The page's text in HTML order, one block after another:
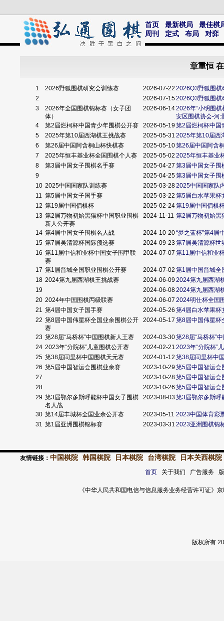
首页 最新棋局
最佳棋
周刊
定式 布局 对弈
章重恒
1 2026野狐围棋研究会训练赛 2026-07-22 2026Q3野狐围棋
2
2026-07-152026Q3野狐围棋
3
2026年全国围棋锦标赛（女子团
体）
2026-06-142026年“小明围
安区围棋协会-河
4
第2届烂柯杯中国青少年围棋公开赛 2026-05-19第2届烂柯杯中国
5
2025年第10届西湖棋王挑战赛 2025-05-31 2025年第10届西
6
第26届中国阿含桐山杯快棋赛 2025-05-10第26届中国阿含
7
2025年恒丰基业杯全国围棋个人赛 2025-05-02 2025年恒丰基业
8
第3届中国女子围棋名手赛 2025-04-27 第3届中国女子围
9
2025-04-25第3届中国女子围
10 2025中国国家队训练赛 2025-03-282025中国国家队
11 第5届中国女子国手赛 2025-03-22 第5届白水苹果杯
12 第19届中国倡棋杯 2025-02-24第19届中国倡棋
13 第2届万物初始黑猫杯中国职业围棋
新人公开赛
2024-11-11 第2届万物初始黑
14 第4届中国女子围棋名人战 2024-10-20“梦之蓝杯”第4届
15 第7届吴清源杯国际预选赛 2024-09-23第7届吴清源杯世
16 第11届中信和业杯中国女子围甲联
赛
2024-07-07 第11届中信和业
17 第1届晋城全国职业围棋公开赛 2024-07-02 第1届中国晋城全
18 2024第九届西湖棋王挑战赛 2024-06-092024第九届西湖
19
2024-06-082024第九届西湖
20 2024年中国围棋丙级联赛 2024-06-07 2024明仕杯全国
21 第4届中国女子国手赛 2024-05-26 第4届白水苹果杯
22 第8届中国伟星杯全国业余围棋公开
赛
2024-05-17 第8届中国伟星杯
23 第28届“马桥杯”中国围棋新人王赛 2024-03-30第28届“马桥杯”
24 2023年“分院杯”儿童围棋公开赛 2024-02-21 2023年“分院杯”
25 第38届同里杯中国围棋天元赛 2024-01-12 第38届同里杯中
26 第5届中国智运会围棋业余赛 2023-10-29第5届中国智运会
27
2023-10-28第5届中国智运会
28
2023-10-26 第5届中国智运会
29 第3届鄂尔多斯呼能杯中国女子围棋
名人战
2023-08-03第3届鄂尔多斯呼
30 第14届丰城杯全国业余公开赛 2023-05-11 2023中国体育彩
31 第1届亚洲围棋锦标赛 2023-03-31 2023亚洲围棋锦
友情链接： 中国棋院 韩国棋院 日本棋院 台湾棋院 日本关西棋院
首页关于我们 广告服务
《中华人民共和国电信与信息服务业务经营许可证
版权所有